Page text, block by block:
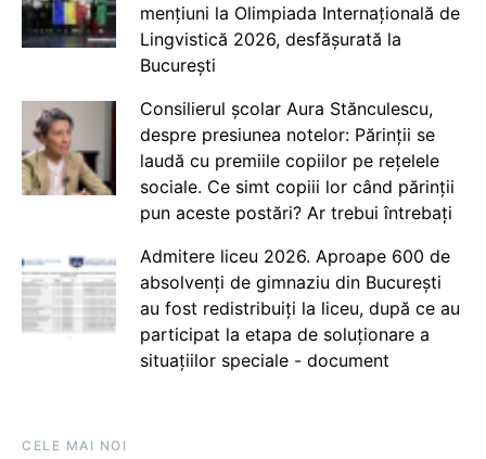
mențiuni la Olimpiada Internațională de
Lingvistică 2026, desfășurată la
București
Consilierul școlar Aura Stănculescu,
despre presiunea notelor: Părinții se
laudă cu premiile copiilor pe rețelele
sociale. Ce simt copiii lor când părinții
pun aceste postări? Ar trebui întrebați
Admitere liceu 2026. Aproape 600 de
absolvenți de gimnaziu din București
au fost redistribuiți la liceu, după ce au
participat la etapa de soluționare a
situațiilor speciale - document
CELE MAI NOI